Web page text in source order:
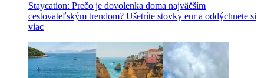
Staycation: Prečo je dovolenka doma najväčším
cestovateľským trendom? Ušetríte stovky eur a oddýchnete si
viac